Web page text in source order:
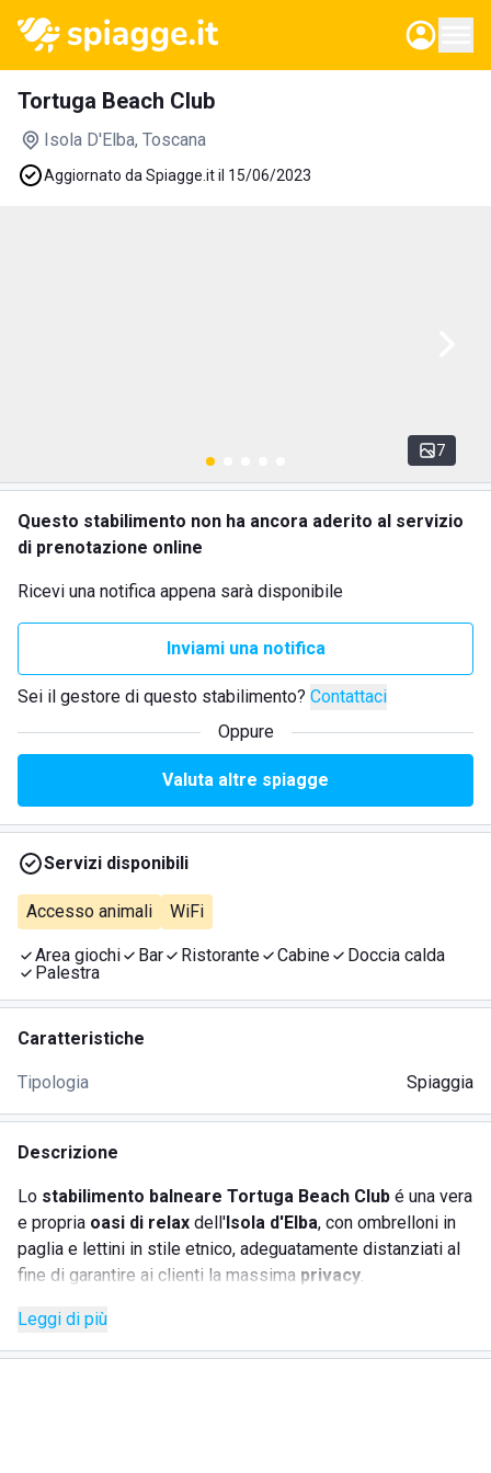
Tortuga Beach Club
Isola D'Elba, Toscana
Aggiornato da Spiagge.it il 15/06/2023
7
Questo stabilimento non ha ancora aderito al servizio
di prenotazione online
Ricevi una notifica appena sarà disponibile
Inviami una notifica
Sei il gestore di questo stabilimento? Contattaci
Oppure
Valuta altre spiagge
Servizi disponibili
Accesso animali WiFi
Area giochi Bar Ristorante Cabine
Doccia calda
Palestra
Caratteristiche
Tipologia Spiaggia
Descrizione
Lo stabilimento balneare Tortuga Beach Club é una vera
e propria oasi di relax dell'Isola d'Elba, con ombrelloni in
paglia e lettini in stile etnico, adeguatamente distanziati al
fine di garantire ai clienti la massima privacy.
per offrire ai vacanzieri la possibilità di trascorrere dei
periodi di riposo in totale benessere. Tra questi ci sono:
Leggi di più